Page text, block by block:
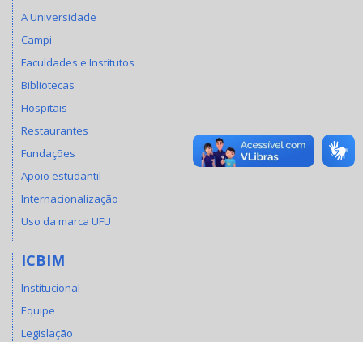
A Universidade
Campi
Faculdades e Institutos
Bibliotecas
Hospitais
Restaurantes
Fundações
Apoio estudantil
Internacionalização
Uso da marca UFU
ICBIM
Institucional
Equipe
Legislação